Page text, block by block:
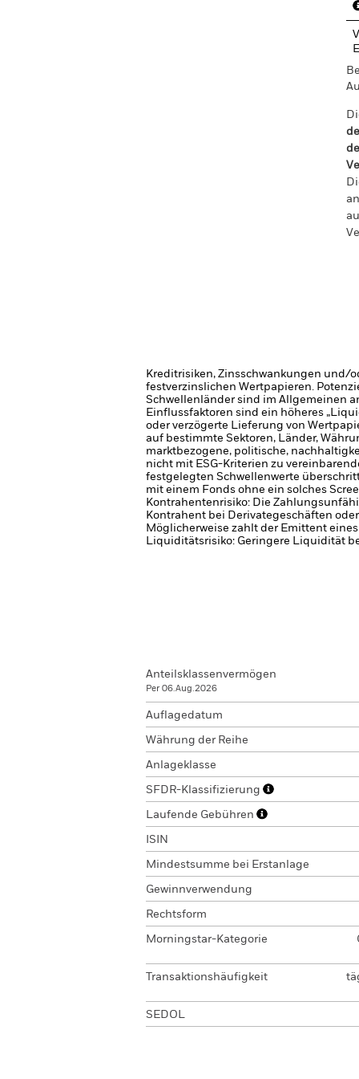
Kreditrisiken, Zinsschwankungen und/
festverzinslichen Wertpapieren.
Schwellenländer sind im Allgemeinen
Einflussfaktoren sind ein höheres
oder verzögerte Lieferung von
auf bestimmte Sektoren, Länder,
marktbezogene, politische,
nicht mit ESG-Kriterien zu
festgelegten Schwellenwerte
mit einem Fonds ohne ein solches
Kontrahentenrisiko: Die
Kontrahent bei Derivategeschäften
Möglicherweise zahlt der Emittent
Liquiditätsrisiko: Geringere Liquidität
Anteilsklassenvermögen
Per 06.Aug.2026
Auflagedatum
Währung der Reihe
Anlageklasse
SFDR-Klassifizierung
Laufende Gebühren
ISIN
Mindestsumme bei Erstanlage
Gewinnverwendung
Rechtsform
Morningstar-Kategorie
Transaktionshäufigkeit
SEDOL